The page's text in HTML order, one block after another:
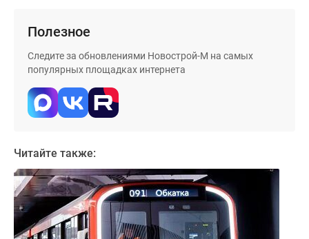
Программа
реновации
Новостройки
премиум-
Новостройки
бизнес-
класса
Рассрочка
Траншевая
ипотека
Полезное
Следите за обновлениями Новострой-М на самых
популярных площадках интернета
Читайте также: